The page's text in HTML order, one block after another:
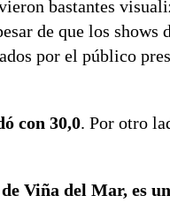
bastantes
de que los
por el público
con 30,0. Por otro
Viña del Mar, es